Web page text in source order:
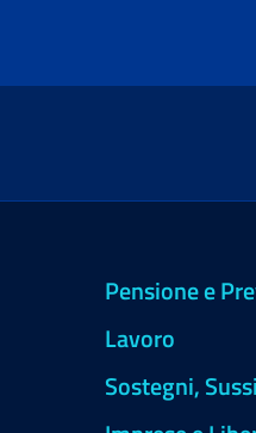
Pensione e
Lavoro
Sostegni,